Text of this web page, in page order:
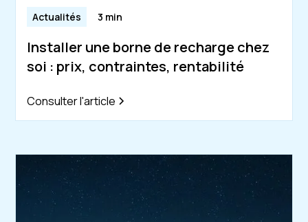
Actualités 3 min
Installer une borne de recharge chez
soi : prix, contraintes, rentabilité
Consulter l'article